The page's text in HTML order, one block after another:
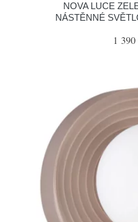
NOVA LUCE
NÁSTĚNNÉ
1